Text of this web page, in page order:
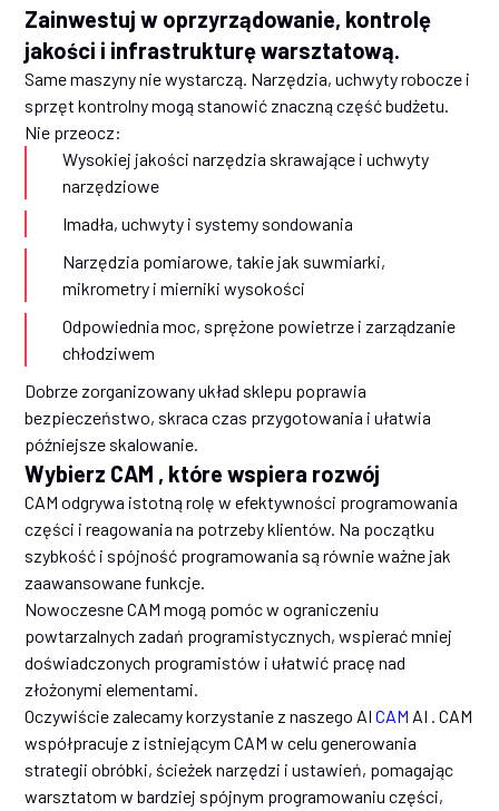
Zainwestuj w oprzyrządowanie, kontrolę
jakości i infrastrukturę warsztatową.
Same maszyny nie wystarczą. Narzędzia, uchwyty robocze i
sprzęt kontrolny mogą stanowić znaczną część budżetu.
Nie przeocz:
Wysokiej jakości narzędzia skrawające i uchwyty
narzędziowe
Imadła, uchwyty i systemy sondowania
Narzędzia pomiarowe, takie jak suwmiarki,
mikrometry i mierniki wysokości
Odpowiednia moc, sprężone powietrze i zarządzanie
chłodziwem
Dobrze zorganizowany układ sklepu poprawia
bezpieczeństwo, skraca czas przygotowania i ułatwia
późniejsze skalowanie.
Wybierz CAM , które wspiera rozwój
CAM odgrywa istotną rolę w efektywności programowania
części i reagowania na potrzeby klientów. Na początku
szybkość i spójność programowania są równie ważne jak
zaawansowane funkcje.
Nowoczesne CAM mogą pomóc w ograniczeniu
powtarzalnych zadań programistycznych, wspierać mniej
doświadczonych programistów i ułatwić pracę nad
złożonymi elementami.
Oczywiście zalecamy korzystanie z naszego AICAM AI . CAM
współpracuje z istniejącym CAM w celu generowania
strategii obróbki, ścieżek narzędzi i ustawień, pomagając
warsztatom w bardziej spójnym programowaniu części,